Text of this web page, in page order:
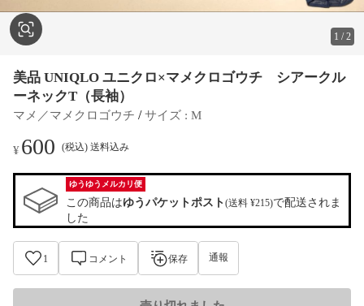
1 /2
美品 UNIQLO ユニクロ×マメクロゴウチ シアークル
ーネックT（長袖）
マメ／マメクロゴウチ / サイズ : M
¥600 (税込) 送料込み
ゆうゆうメルカリ便
この商品はゆうパケットポスト(送料 ¥215)で配送されま
した
1 コメント 保存 通報